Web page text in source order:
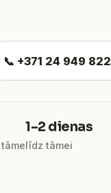
📞 +371 24 949 822
1–2 dienas
līdz tāmei